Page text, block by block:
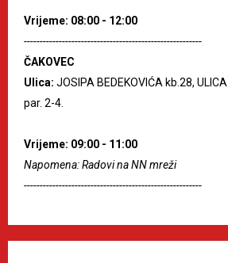
Vrijeme: 08:00 - 12:00
--------------------------------------------------------
ČAKOVEC
Ulica: JOSIPA BEDEKOVIĆA kb.28,
par. 2-4.
Vrijeme: 09:00 - 11:00
Napomena: Radovi na NN mreži
--------------------------------------------------------